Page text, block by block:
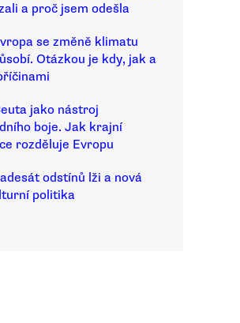
a proč jsem odešla
se změně klimatu
Otázkou je kdy, jak a
jako nástroj
boje. Jak krajní
rozděluje Evropu
odstínů lži a nová
politika